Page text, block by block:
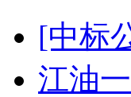
[中标
江油